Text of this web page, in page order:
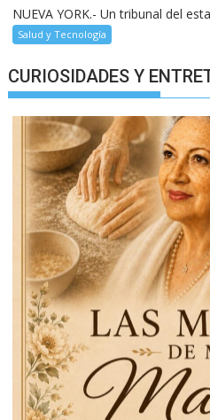
NUEVA YORK.- Un tribunal del
Salud y Tecnología
CURIOSIDADES Y